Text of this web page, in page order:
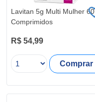
Lavitan 5g Multi Mulher 60
Comprimidos
R$ 54,99
Comprar